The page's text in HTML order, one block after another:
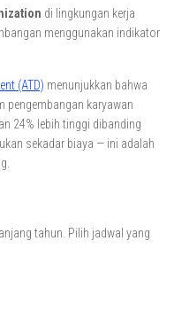
di lingkungan kerja
menggunakan indikator
(ATD) menunjukkan bahwa
pengembangan karyawan
24% lebih tinggi dibanding
sekadar biaya — ini adalah
tahun. Pilih jadwal yang